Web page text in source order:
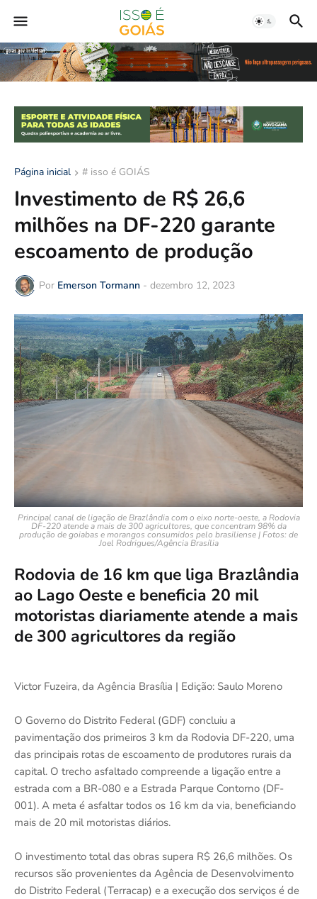
Página inicial # isso é GOIÁS
Investimento de R$ 26,6
milhões na DF-220 garante
escoamento de produção
Por Emerson Tormann - dezembro 12, 2023
Principal canal de ligação de Brazlândia com o eixo norte-oeste, a Rodovia
DF-220 atende a mais de 300 agricultores, que concentram 98% da
produção de goiabas e morangos consumidos pelo brasiliense | Fotos: de
Joel Rodrigues/Agência Brasília
Rodovia de 16 km que liga Brazlândia
ao Lago Oeste e beneficia 20 mil
motoristas diariamente atende a mais
de 300 agricultores da região
Victor Fuzeira, da Agência Brasília | Edição: Saulo Moreno
O Governo do Distrito Federal (GDF) concluiu a
pavimentação dos primeiros 3 km da Rodovia DF-220, uma
das principais rotas de escoamento de produtores rurais da
capital. O trecho asfaltado compreende a ligação entre a
estrada com a BR-080 e a Estrada Parque Contorno (DF-
001). A meta é asfaltar todos os 16 km da via, beneficiando
mais de 20 mil motoristas diários.
O investimento total das obras supera R$ 26,6 milhões. Os
recursos são provenientes da Agência de Desenvolvimento
do Distrito Federal (Terracap) e a execução dos serviços é de